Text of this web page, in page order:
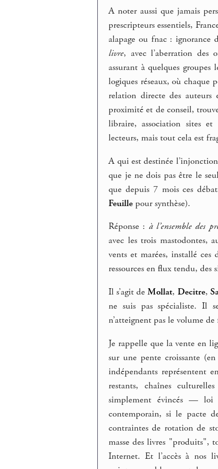
A noter aussi que jamais
prescripteurs essentiels,
alapage ou fnac :
livre, avec l’aberration des
assurant à quelques
logiques réseaux, où
relation directe des
proximité et de conseil,
libraire, association sites
lecteurs, mais tout cela est
A qui est destinée
que je ne dois pas être le
que depuis 7 mois ces
Feuille pour synthèse).
Réponse : à l’ensemble des
avec les trois mastodontes,
vents et marées, installé ces
ressources en flux tendu, des
Il s’agit deMollat, Decitre,
ne suis pas spécialiste. Il
n’atteignent pas le volume
Je rappelle que la vente en
sur une pente croissante
indépendants représentent
restants, chaînes
simplement évincés — loi
contemporain, si le pacte
contraintes de rotation de
masse des livres "produits",
Internet. Et l’accès à nos